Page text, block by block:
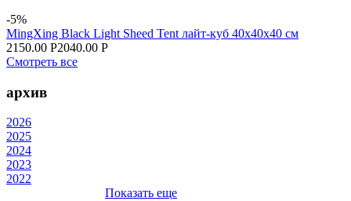
-5%
MingXing Black Light Sheed Tent лайт-куб 40x40x40 см
2150.00 Р2040.00 Р
Смотреть все
архив
2026
2025
2024
2023
2022
Показать еще